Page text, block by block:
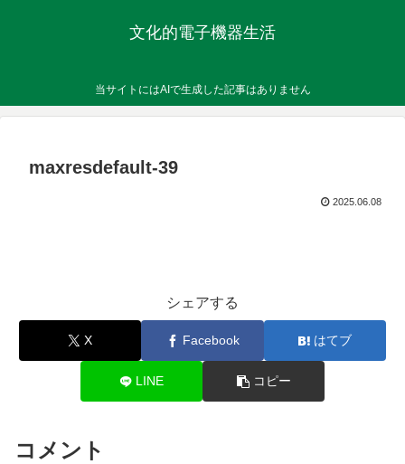
文化的電子機器生活
当サイトにはAIで生成した記事はありません
maxresdefault-39
2025.06.08
シェアする
X Facebook はてブ
LINE コピー
コメント